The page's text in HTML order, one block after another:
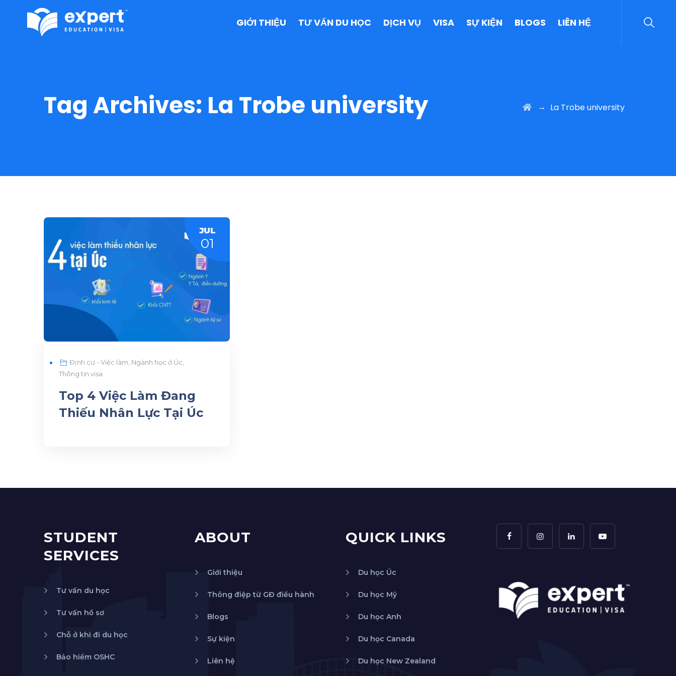
GIỚI THIỆU TƯ VẤN DU HỌC DỊCH VỤ VISA SỰ KIỆN BLOGS LIÊN HỆ
Tag Archives: La Trobe university → La Trobe university
JUL
01
Định cư - Việc làm Ngành học ở Úc
Thông tin visa
Top 4 Việc Làm Đang
Thiếu Nhân Lực Tại Úc
STUDENT
SERVICES
Tư vấn du học
Tư vấn hồ sơ
Chỗ ở khi đi du học
Bảo hiểm OSHC
ABOUT
Giới thiệu
Thông điệp từ GĐ điều hành
Blogs
Sự kiện
Liên hệ
QUICK LINKS
Du học Úc
Du học Mỹ
Du học Anh
Du học Canada
Du học New Zealand